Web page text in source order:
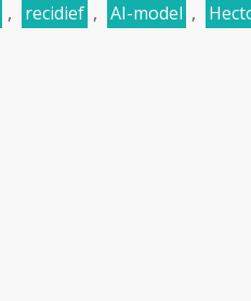
, recidief , AI-model ,